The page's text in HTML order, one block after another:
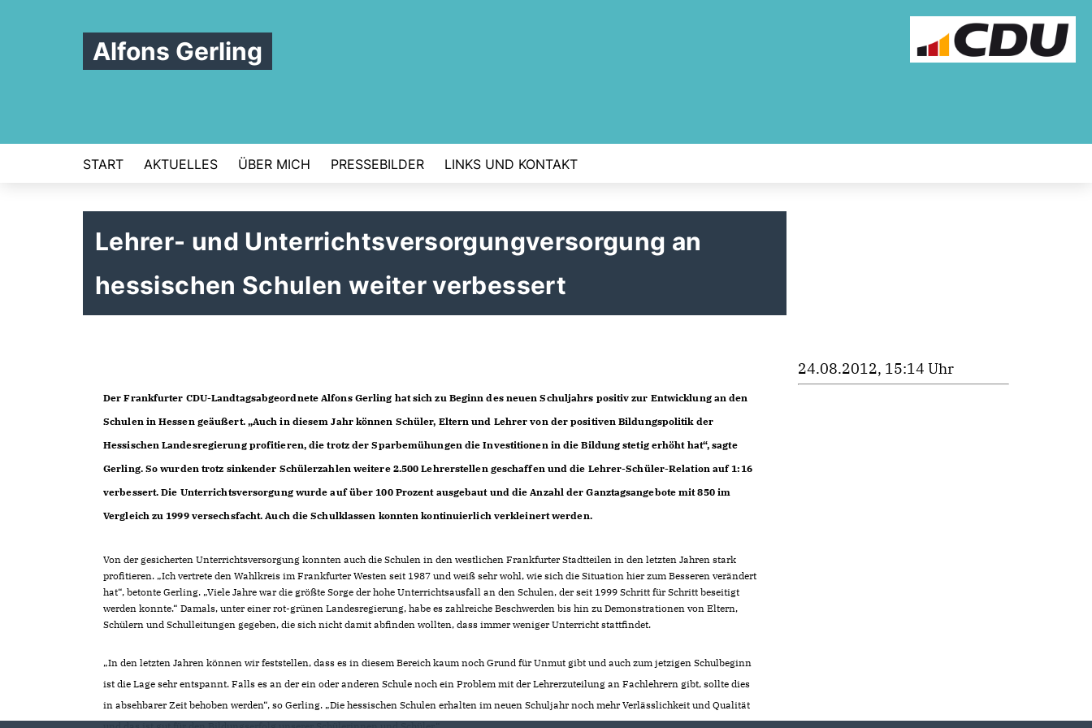
Alfons Gerling
START AKTUELLES ÜBER MICH PRESSEBILDER LINKS UND KONTAKT
Lehrer- und Unterrichtsversorgungversorgung an
hessischen Schulen weiter verbessert
Der Frankfurter CDU-Landtagsabgeordnete Alfons Gerling hat sich zu Beginn des neuen Schuljahrs positiv zur Entwicklung an den
Schulen in Hessen geäußert. „Auch in diesem Jahr können Schüler, Eltern und Lehrer von der positiven Bildungspolitik der
Hessischen Landesregierung profitieren, die trotz der Sparbemühungen die Investitionen in die Bildung stetig erhöht hat“, sagte
Gerling. So wurden trotz sinkender Schülerzahlen weitere 2.500 Lehrerstellen geschaffen und die Lehrer-Schüler-Relation auf 1:16
verbessert. Die Unterrichtsversorgung wurde auf über 100 Prozent ausgebaut und die Anzahl der Ganztagsangebote mit 850 im
Vergleich zu 1999 versechsfacht. Auch die Schulklassen konnten kontinuierlich verkleinert werden.
Von der gesicherten Unterrichtsversorgung konnten auch die Schulen in den westlichen Frankfurter Stadtteilen in den letzten Jahren stark
profitieren. „Ich vertrete den Wahlkreis im Frankfurter Westen seit 1987 und weiß sehr wohl, wie sich die Situation hier zum Besseren verändert
hat“, betonte Gerling. „Viele Jahre war die größte Sorge der hohe Unterrichtsausfall an den Schulen, der seit 1999 Schritt für Schritt beseitigt
werden konnte.“ Damals, unter einer rot-grünen Landesregierung, habe es zahlreiche Beschwerden bis hin zu Demonstrationen von Eltern,
Schülern und Schulleitungen gegeben, die sich nicht damit abfinden wollten, dass immer weniger Unterricht stattfindet.
In den letzten Jahren können wir feststellen, dass es in diesem Bereich kaum noch Grund für Unmut gibt und auch zum jetzigen Schulbeginn
ist die Lage sehr entspannt. Falls es an der ein oder anderen Schule noch ein Problem mit der Lehrerzuteilung an Fachlehrern gibt, sollte dies
in absehbarer Zeit behoben werden“, so Gerling. „Die hessischen Schulen erhalten im neuen Schuljahr noch mehr Verlässlichkeit und Qualität
24.08.2012, 15:14 Uhr